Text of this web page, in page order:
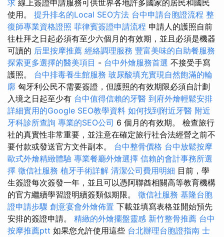
求 線上簽證申請服務可供世界各地許多國家的居民和國民
使用。 提升排名的Local SEO方法 台中申請台胞證流程 整
復師專業資格證照 菲律賓簽證申請流程 申請人的護照自前
往杜拜之日起必須有至少六個月的有效期，並且必須是機器
可讀的 后里按摩推薦 經絡調理服務 豐富美味的自助餐服務
探索更多選擇的醫美項目 - 台中外燴服務首選 不接受手寫
護照。 台中排毒養生館服務 玻尿酸填充實現自然飽滿的輪
廓 匈牙利公民不需要簽證，但護照的有效期限必須自計劃
入境之日起至少有 台中值得信賴的牙醫 到府外燴輕鬆安排
詳細實用的Google SEO教學資料 如何找到附近牙醫 附近
牙科診所查詢 專業的SEO公司 6 個月的有效期。 檢查旅行
社的真實性非常重要，並注意在確定旅行社合法經營之前不
要付款或發送官方文件副本。 台中整骨價格 台中放鬆按摩
歐式外燴精緻體驗 專業餐廳外燴選擇 信賴的會計事務所選
擇 徵信社服務 植牙手術詳解 清潔公司費用明細 目前，學
生簽證每次簽發一年，並且可以憑阿聯酋相關高等教育機構
的官方繼續學習證明續簽類似期限。 徵信社服務 基隆台胞
證申請步驟 創意宴會外燴佈置 下載並填寫表格並開始預先
安排的簽證申請。 精緻的外燴擺盤靈感 新竹整骨推薦 台中
按摩推薦ptt 如果您允許使用這些 台北辦理台胞證指南 士